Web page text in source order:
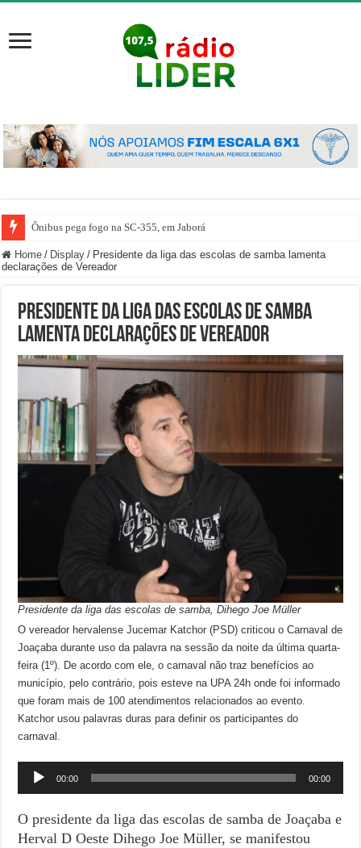
Ônibus pega fogo na SC-355, em Jaborá
Home / Display / Presidente da liga das escolas de samba lamenta
declarações de Vereador
Presidente da liga das escolas de samba
lamenta declarações de Vereador
Presidente da liga das escolas de samba, Dihego Joe Müller
O vereador hervalense Jucemar Katchor (PSD) criticou o Carnaval de
Joaçaba durante uso da palavra na sessão da noite da última quarta-
feira (1º). De acordo com ele, o carnaval não traz benefícios ao
município, pelo contrário, pois esteve na UPA 24h onde foi informado
que foram mais de 100 atendimentos relacionados ao evento.
Katchor usou palavras duras para definir os participantes do
carnaval.
Tocador
00:00 00:00
O presidente da liga das escolas de samba de Joaçaba e
Herval D Oeste Dihego Joe Müller, se manifestou